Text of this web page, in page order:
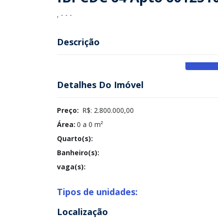
, - - -
Descrição
Detalhes Do Imóvel
Preço: R$: 2.800.000,00
Área: 0 a 0 m²
Quarto(s):
Banheiro(s):
vaga(s):
Tipos de unidades:
Localização